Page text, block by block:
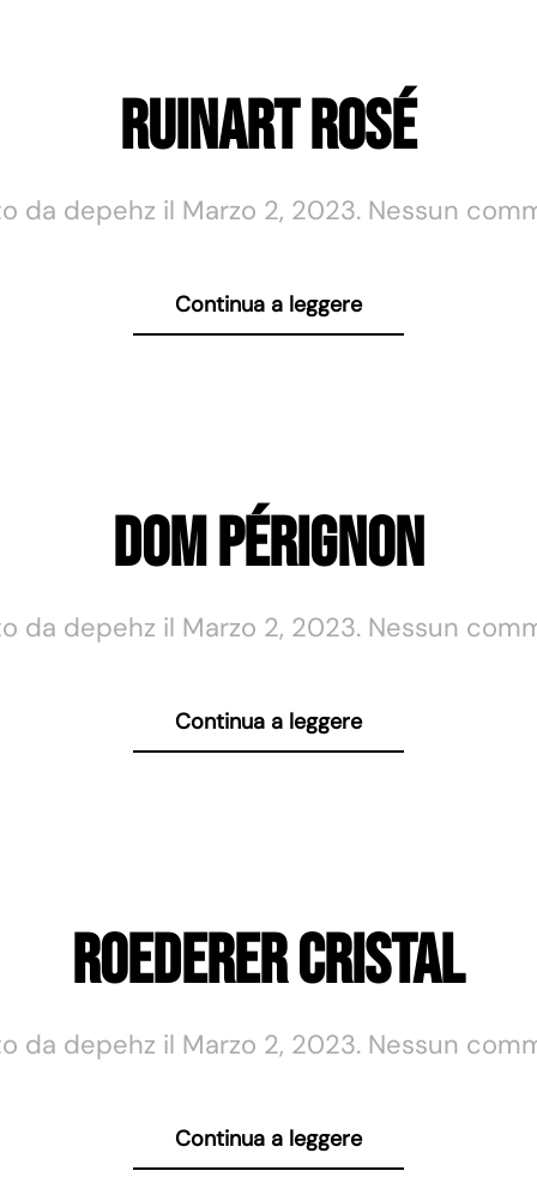
Ruinart Rosé
da depehz il Marzo 2, 2023. Nessun
Continua a leggere
Dom Pérignon
da depehz il Marzo 2, 2023. Nessun
Continua a leggere
Roederer Cristal
da depehz il Marzo 2, 2023. Nessun
Continua a leggere